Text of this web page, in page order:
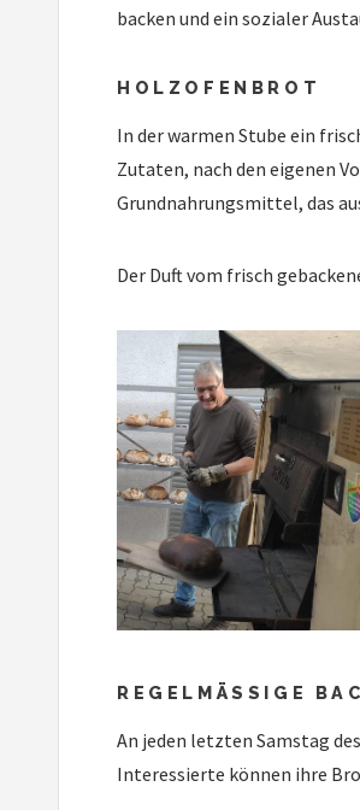
backen und ein sozialer
HOLZOFENBROT
In der warmen Stube ein
Zutaten, nach den eigenen
Grundnahrungsmittel, das
Der Duft vom frisch
REGELMÄSSIGE
An jeden letzten Samstag
Interessierte können ihre